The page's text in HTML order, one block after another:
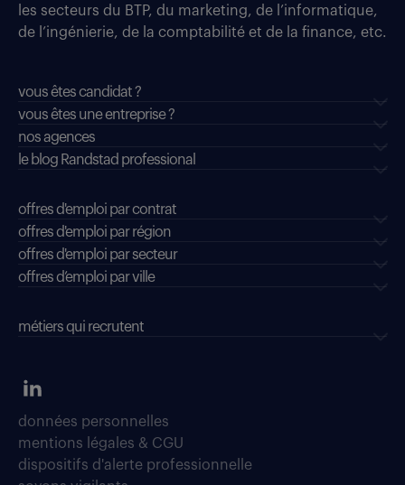
les secteurs du BTP, du marketing, de l’informatique,
de l’ingénierie, de la comptabilité et de la finance, etc.
vous êtes candidat ?
vous êtes une entreprise ?
nos agences
le blog Randstad professional
offres d'emploi par contrat
offres d'emploi par région
offres d'emploi par secteur
offres d’emploi par ville
métiers qui recrutent
données personnelles
mentions légales & CGU
dispositifs d'alerte professionnelle